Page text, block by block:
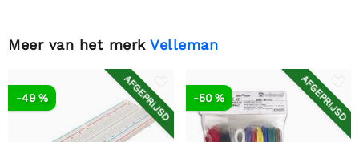
Meer van het merk Velleman
AFGEPRIJSD
-49 % AFGEPRIJSD
-50 %